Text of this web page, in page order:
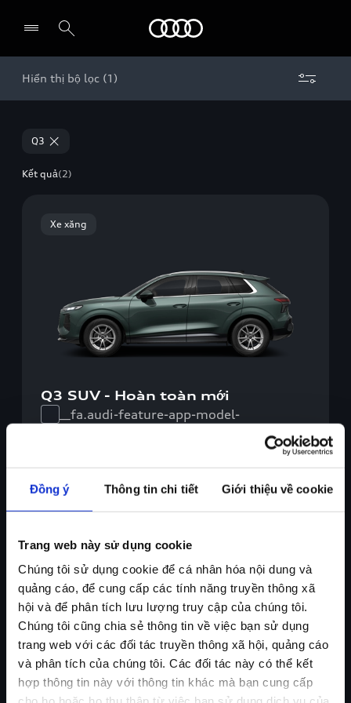
Đồng ý Thông tin chi tiết Giới thiệu về cookie
Trang web này sử dụng cookie
Chúng tôi sử dụng cookie để cá nhân hóa nội dung và
quảng cáo, để cung cấp các tính năng truyền thông xã
hội và để phân tích lưu lượng truy cập của chúng tôi.
Chúng tôi cũng chia sẻ thông tin về việc bạn sử dụng
trang web với các đối tác truyền thông xã hội, quảng cáo
và phân tích của chúng tôi. Các đối tác này có thể kết
hợp thông tin này với thông tin khác mà bạn cung cấp
Chọn đại lý
Hiển thị bộ lọc (1)
Q3
Kết quả(2)
Xe xăng
Q3 SUV - Hoàn toàn mới
__fa.audi-feature-app-model-
Xe mới có sẵn (8) xe
Xe xăng